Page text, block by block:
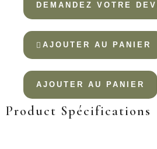
DEMANDEZ VOTRE
AJOUTER AU PANIER
AJOUTER AU PANIER
Product Spécifications